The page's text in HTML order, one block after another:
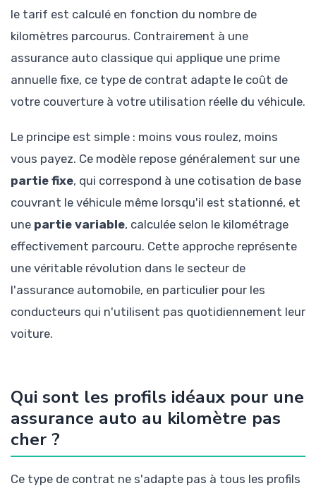
le tarif est calculé en fonction du nombre de
kilomètres parcourus. Contrairement à une
assurance auto classique qui applique une prime
annuelle fixe, ce type de contrat adapte le coût de
votre couverture à votre utilisation réelle du véhicule.
Le principe est simple : moins vous roulez, moins
vous payez. Ce modèle repose généralement sur une
partie fixe, qui correspond à une cotisation de base
couvrant le véhicule même lorsqu'il est stationné, et
une partie variable, calculée selon le kilométrage
effectivement parcouru. Cette approche représente
une véritable révolution dans le secteur de
l'assurance automobile, en particulier pour les
conducteurs qui n'utilisent pas quotidiennement leur
voiture.
Qui sont les profils idéaux pour une
assurance auto au kilomètre pas
cher ?
Ce type de contrat ne s'adapte pas à tous les profils